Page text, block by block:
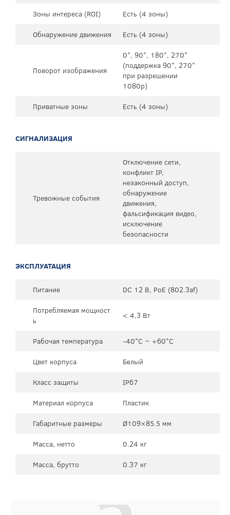
Зоны интереса (ROI)
Есть (4 зоны)
Обнаружение движения
Есть (4 зоны)
Поворот изображения
0°, 90°, 180°, 270°
(поддержка 90°, 270°
при разрешении
1080p)
Приватные зоны
Есть (4 зоны)
СИГНАЛИЗАЦИЯ
Тревожные события
Отключение сети,
конфликт IP,
незаконный доступ,
обнаружение
движения,
фальсификация видео,
исключение
безопасности
ЭКСПЛУАТАЦИЯ
Питание
DC 12 В, PoE (802.3af)
Потребляемая мощност
ь
< 4,3 Вт
Рабочая температура
-40°C ~ +60°C
Цвет корпуса
Белый
Класс защиты
IP67
Материал корпуса
Пластик
Габаритные размеры
Ø109×85.5 мм
Масса, нетто
0.24 кг
Масса, брутто
0.37 кг